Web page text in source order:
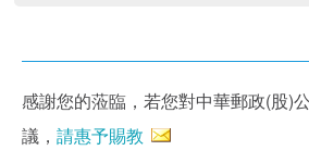
感謝您的蒞臨，若您對中華郵政(股)
議， 請惠予賜教